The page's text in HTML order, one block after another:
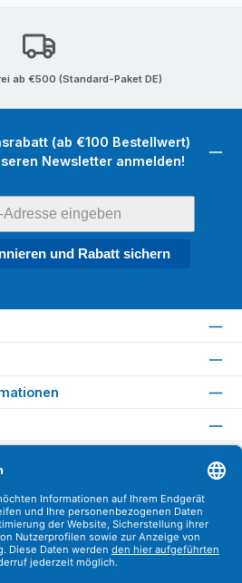
ab €500 (Standard-Paket DE)
(ab €100 Bestellwert)
Newsletter anmelden!
und Rabatt sichern